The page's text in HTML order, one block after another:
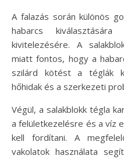
A falazás során különös
habarcs
kivitelezésére. A
miatt fontos, hogy a
szilárd kötést a téglák
hőhidak és a szerkezeti
Végül, a salakblokk tégla
a felületkezelésre és a víz
kell fordítani. A
vakolatok használata